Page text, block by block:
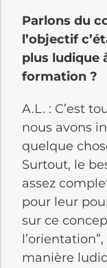
Parlons du
l’objectif
plus ludique
formation ?
A.L. : C’est
nous avons
quelque
Surtout, le
assez
pour leur
sur ce
manière